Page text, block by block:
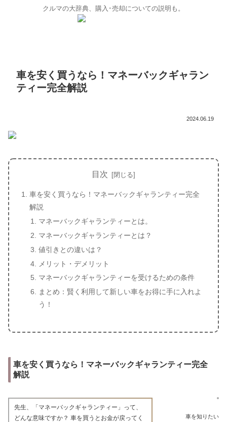
クルマの大辞典、購入･売却についての説明も。
車を安く買うなら！マネーバックギャラン
ティー完全解説
2024.06.19
目次
車を安く買うなら！マネーバックギャランティー完全
解説
マネーバックギャランティーとは。
マネーバックギャランティーとは？
値引きとの違いは？
メリット・デメリット
マネーバックギャランティーを受けるための条件
まとめ：賢く利用して新しい車をお得に手に入れよ
う！
車を安く買うなら！マネーバックギャランティー完全
解説
車を知りたい
先生、「マネーバックギャランティー」って、
どんな意味ですか？ 車を買うとお金が戻ってく